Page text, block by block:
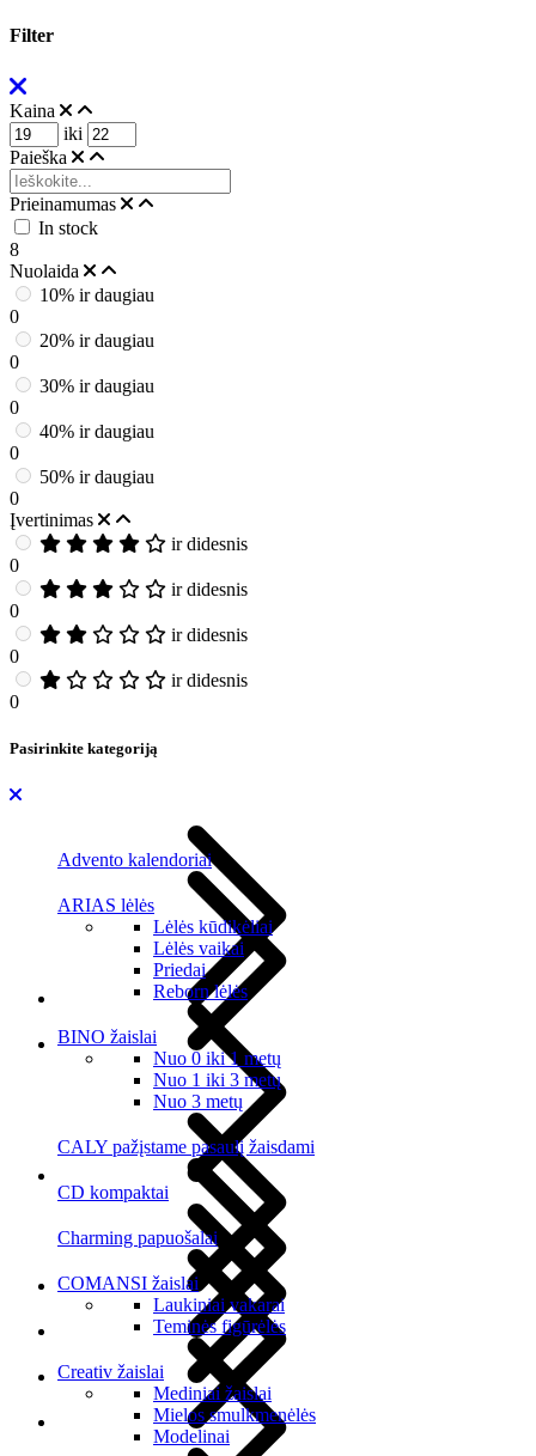
Filter
Kaina
iki
Paieška
Prieinamumas
In stock
8
Nuolaida
10% ir daugiau
0
20% ir daugiau
0
30% ir daugiau
0
40% ir daugiau
0
50% ir daugiau
0
Įvertinimas
ir didesnis
0
ir didesnis
0
ir didesnis
0
ir didesnis
0
Pasirinkite kategoriją
Advento kalendoriai
ARIAS lėlės
Lėlės kūdikėliai
Lėlės vaikai
Priedai
Reborn lėlės
BINO žaislai
Nuo 0 iki 1 metų
Nuo 1 iki 3 metų
Nuo 3 metų
CALY pažįstame pasaulį žaisdami
CD kompaktai
Charming papuošalai
COMANSI žaislai
Laukiniai vakarai
Teminės figūrėlės
Creativ žaislai
Mediniai žaislai
Mielos smulkmenėlės
Modelinai